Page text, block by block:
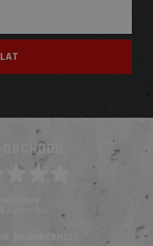
hodnocení::